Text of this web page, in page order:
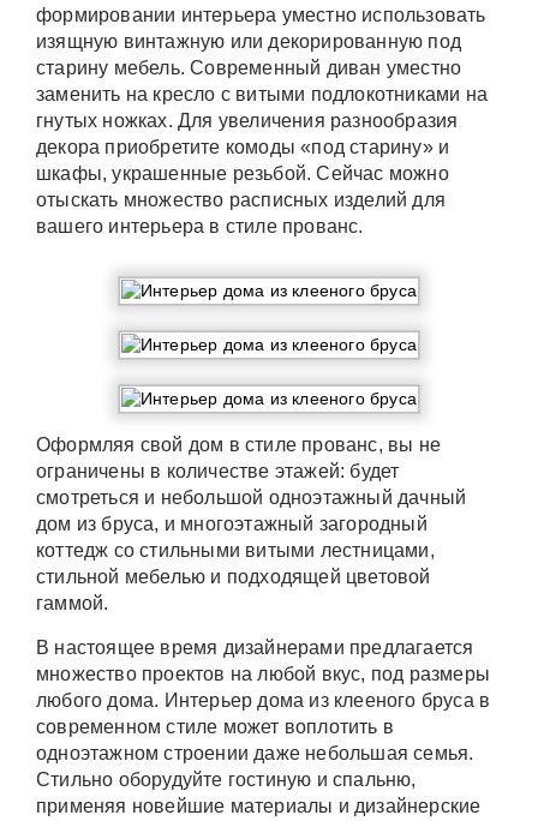
формировании интерьера уместно использовать
изящную винтажную или декорированную под
старину мебель. Современный диван уместно
заменить на кресло с витыми подлокотниками на
гнутых ножках. Для увеличения разнообразия
декора приобретите комоды «под старину» и
шкафы, украшенные резьбой. Сейчас можно
отыскать множество расписных изделий для
вашего интерьера в стиле прованс.
Оформляя свой дом в стиле прованс, вы не
ограничены в количестве этажей: будет
смотреться и небольшой одноэтажный дачный
дом из бруса, и многоэтажный загородный
коттедж со стильными витыми лестницами,
стильной мебелью и подходящей цветовой
гаммой.
В настоящее время дизайнерами предлагается
множество проектов на любой вкус, под размеры
любого дома. Интерьер дома из клееного бруса в
современном стиле может воплотить в
одноэтажном строении даже небольшая семья.
Стильно оборудуйте гостиную и спальню,
применяя новейшие материалы и дизайнерские